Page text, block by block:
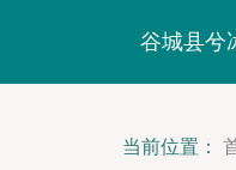
谷城县兮
当前位置：